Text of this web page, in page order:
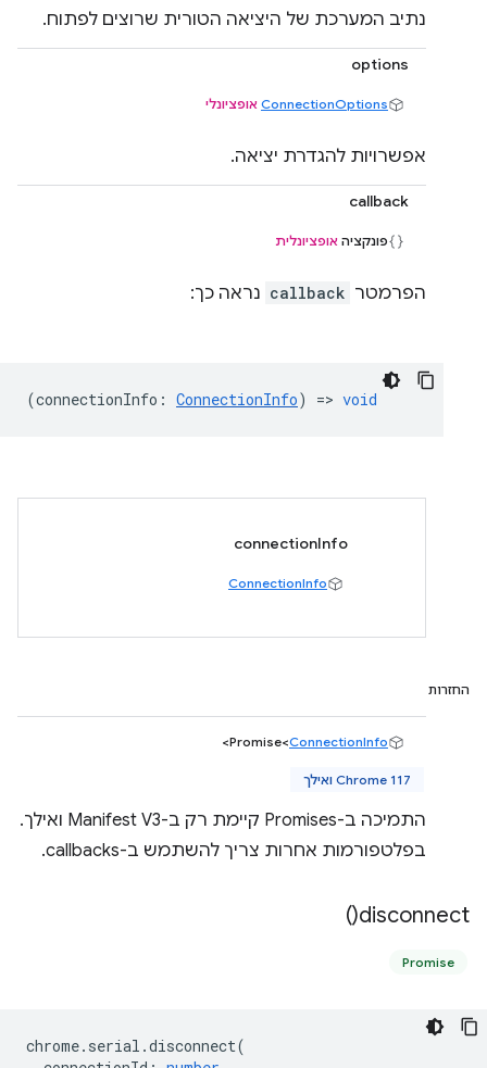
נתיב המערכת של היציאה הטורית שרוצים לפתוח.
options
ConnectionOptions אופציונלי
אפשרויות להגדרת יציאה.
callback
פונקציה אופציונלית
הפרמטר callback נראה כך:
(connectionInfo : ConnectionInfo) => void
connectionInfo
ConnectionInfo
החזרות
Promise<ConnectionInfo
>
Chrome 117 ואילך
התמיכה ב-Promises קיימת רק ב-Manifest V3 ואילך.
בפלטפורמות אחרות צריך להשתמש ב-callbacks.
disconnect(
)
Promise
chrome. serial .disconnect(